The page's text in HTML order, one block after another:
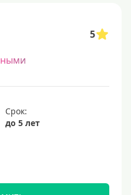
5
Срок:
до 5 лет